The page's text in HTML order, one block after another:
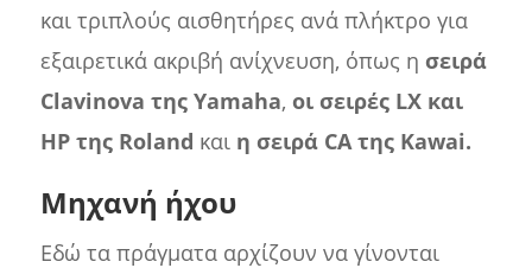
και τριπλούς αισθητήρες ανά πλήκτρο για
εξαιρετικά ακριβή ανίχνευση, όπως η σειρά
Clavinova της Yamaha, οι σειρές LX και
HP της Roland και η σειρά CA της Kawai.
Μηχανή ήχου
Εδώ τα πράγματα αρχίζουν να γίνονται